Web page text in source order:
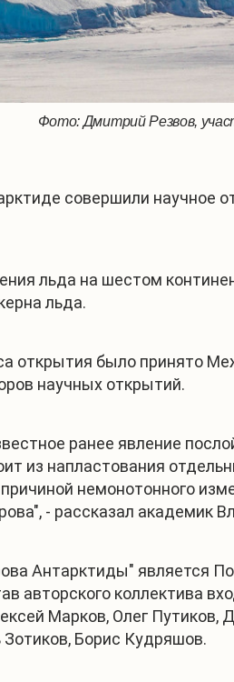
Фото: Дмитрий Резвов,
совершили научное
льда на шестом
льда.
открытия было принято
научных открытий.
ранее явление
из напластования
немонотонного
- рассказал академик
Антарктиды" является
коллектива
Марков, Олег
Борис Кудряшов.